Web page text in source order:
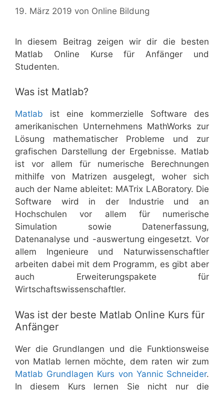
19. März 2019 von Online Bildung
In diesem Beitrag zeigen wir dir die besten
Matlab Online Kurse für Anfänger und
Studenten.
Was ist Matlab?
Matlab ist eine kommerzielle Software des
amerikanischen Unternehmens MathWorks zur
Lösung mathematischer Probleme und zur
grafischen Darstellung der Ergebnisse. Matlab
ist vor allem für numerische Berechnungen
mithilfe von Matrizen ausgelegt, woher sich
auch der Name ableitet: MATrix LABoratory. Die
Software wird in der Industrie und an
Hochschulen vor allem für numerische
Simulation sowie Datenerfassung,
Datenanalyse und -auswertung eingesetzt. Vor
allem Ingenieure und Naturwissenschaftler
arbeiten dabei mit dem Programm, es gibt aber
auch Erweiterungspakete für
Wirtschaftswissenschaftler.
Was ist der beste Matlab Online Kurs für
Anfänger
Wer die Grundlangen und die Funktionsweise
von Matlab lernen möchte, dem raten wir zum
Matlab Grundlagen Kurs von Yannic Schneider.
In diesem Kurs lernen Sie nicht nur die